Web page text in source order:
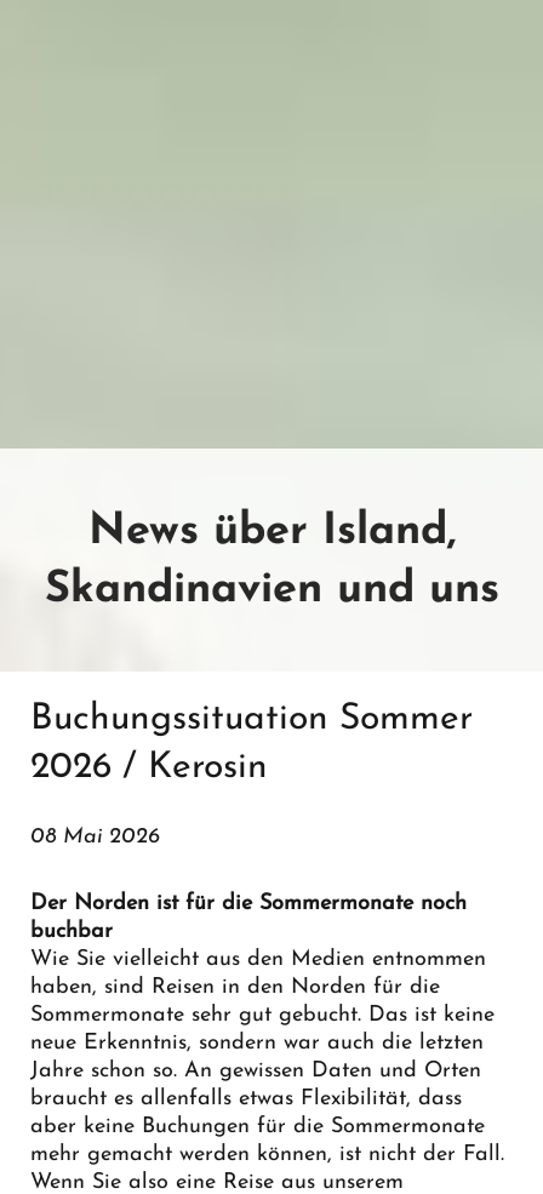
News über Island,
Skandinavien und uns
Buchungssituation Sommer
2026 / Kerosin
08 Mai 2026
Der Norden ist für die Sommermonate noch
buchbar
Wie Sie vielleicht aus den Medien entnommen
haben, sind Reisen in den Norden für die
Sommermonate sehr gut gebucht. Das ist keine
neue Erkenntnis, sondern war auch die letzten
Jahre schon so. An gewissen Daten und Orten
braucht es allenfalls etwas Flexibilität, dass
aber keine Buchungen für die Sommermonate
mehr gemacht werden können, ist nicht der Fall.
Wenn Sie also eine Reise aus unserem